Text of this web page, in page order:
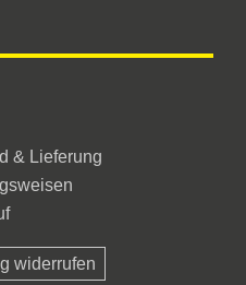
& Lieferung
widerrufen